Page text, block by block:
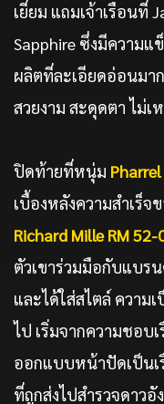
เยี่ยม แถมเจ้าเรือนที่
Sapphire ซึ่งมีความแ
ผลิตที่ละเอียดอ่อนมา
สวยงาม สะดุดตา ไม่เ
ปิดท้ายที่หนุ่ม
เบื้องหลังความสำเร็
Richard Mille RM
ตัวเขาร่วมมือกับแบ
และได้ใส่สไตล์ ความ
ไป เริ่มจากความชอบ
ออกแบบหน้าปัดเป็นเ
ที่ถูกส่งไปสำรวจดาว